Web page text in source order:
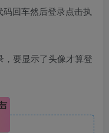
回车然后登录点击执
要显示了头像才算登